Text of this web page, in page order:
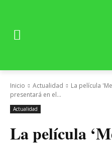
Inicio Actualidad
La película
presentará en el...
Actualidad
La película